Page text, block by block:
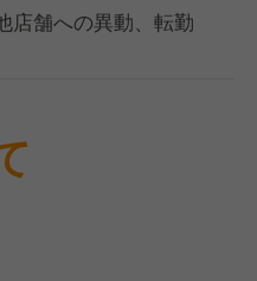
店舗への異動、転勤